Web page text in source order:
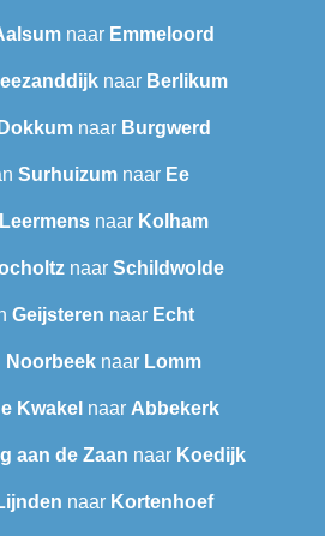
naar Emmeloord
naar Berlikum
Dokkumnaar Burgwerd
Surhuizumnaar Ee
Leermensnaar Kolham
naar Schildwolde
Geijsteren naar Echt
Noorbeeknaar Lomm
Kwakel naar Abbekerk
aan de Zaan naar Koedijk
naar Kortenhoef